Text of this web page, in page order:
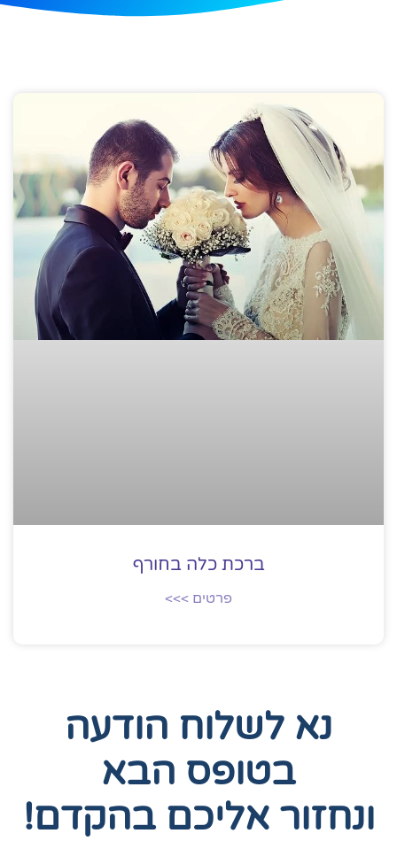
ברכת כלה בחורף
פרטים >>>
נא לשלוח הודעה
בטופס הבא
ונחזור אליכם בהקדם!